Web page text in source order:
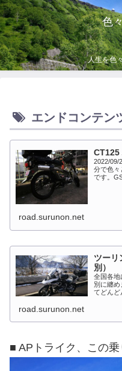
色
人生を色
エンドコンテン
CT125
2022/09/
分で色々
です。
road.surunon.net
ツーリ
別）
全国各地
別に纏め
てどんど
なかな
road.surunon.net
■ APトライク、この乗